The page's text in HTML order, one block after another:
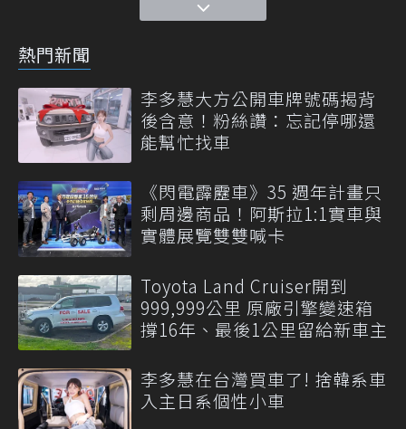
熱門新聞
李多慧大方公開車牌號碼揭背
後含意！粉絲讚：忘記停哪還
能幫忙找車
《閃電霹靂車》35 週年計畫只
剩周邊商品！阿斯拉1:1實車與
實體展覽雙雙喊卡
Toyota Land Cruiser開到
999,999公里 原廠引擎變速箱
撐16年、最後1公里留給新車主
李多慧在台灣買車了! 捨韓系車
入主日系個性小車